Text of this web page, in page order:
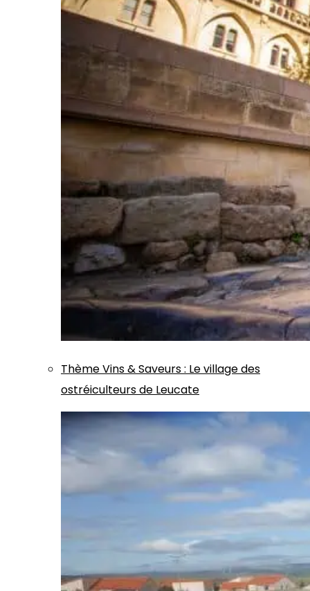
ThèmeVins & Saveurs: Le village des
ostréiculteurs de Leucate